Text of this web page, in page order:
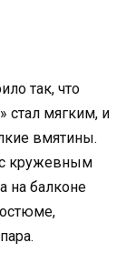
так, что
стал мягким, и
вмятины.
с кружевным
на балконе